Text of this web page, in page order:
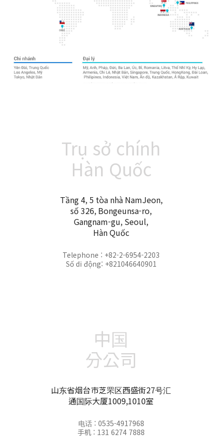
Trụ sở chính
Hàn Quốc
Tầng 4, 5 tòa nhà NamJeon,
số 326, Bongeunsa-ro,
Gangnam-gu, Seoul,
Hàn Quốc
Telephone : +82-2-6954-2203
Số di động: +821046640901
中国
分公司
山东省烟台市芝罘区西盛街27号汇
通国际大厦1009,1010室
电话 : 0535-4917968
手机 : 131 6274 7888